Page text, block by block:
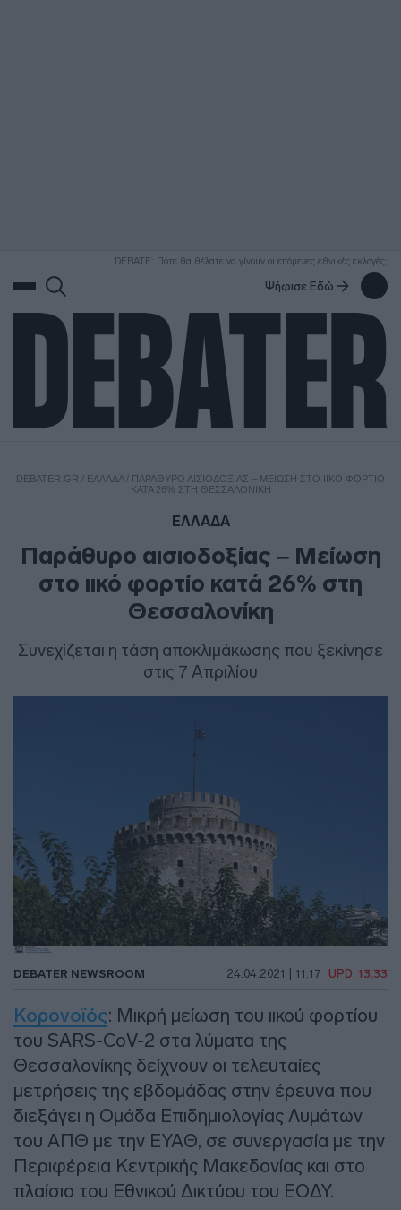
DEBATE: Πότε θα θέλατε να γίνουν οι επόμενες εθνικές εκλογές;
Ψήφισε Εδώ
DEBATER.GR / ΕΛΛΑΔΑ/ ΠΑΡΆΘΥΡΟ ΑΙΣΙΟΔΟΞΊΑΣ – ΜΕΊΩΣΗ ΣΤΟ ΙΙΚΌ ΦΟΡΤΊΟ
ΚΑΤΆ 26% ΣΤΗ ΘΕΣΣΑΛΟΝΊΚΗ
ΕΛΛΑΔΑ
Παράθυρο αισιοδοξίας – Μείωση
στο ιικό φορτίο κατά 26% στη
Θεσσαλονίκη
Συνεχίζεται η τάση αποκλιμάκωσης που ξεκίνησε
στις 7 Απριλίου
DEBATER NEWSROOM 24.04.2021 | 11:17 UPD: 13:33
Κορονοϊός: Μικρή μείωση του ιικού φορτίου
του SARS-CoV-2 στα λύματα της
Θεσσαλονίκης δείχνουν οι τελευταίες
μετρήσεις της εβδομάδας στην έρευνα που
διεξάγει η Ομάδα Επιδημιολογίας Λυμάτων
του ΑΠΘ με την ΕΥΑΘ, σε συνεργασία με την
Περιφέρεια Κεντρικής Μακεδονίας και στο
πλαίσιο του Εθνικού Δικτύου του ΕΟΔΥ.